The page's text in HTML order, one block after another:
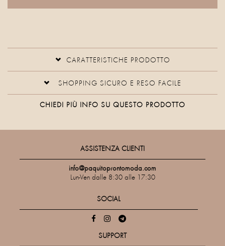
CARATTERISTICHE PRODOTTO
SHOPPING SICURO E RESO FACILE
CHIEDI PIÙ INFO SU QUESTO PRODOTTO
ASSISTENZA CLIENTI
info@paquitoprontomoda.com
Lun-Ven dalle 8:30 alle 17:30
SOCIAL
SUPPORT